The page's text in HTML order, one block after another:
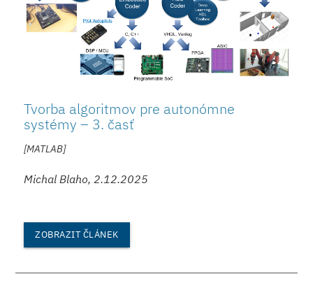
Tvorba algoritmov pre autonómne
systémy – 3. časť
[MATLAB]
Michal Blaho, 2.12.2025
ZOBRAZIT ČLÁNEK